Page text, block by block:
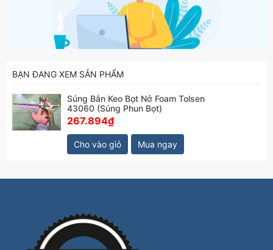
BẠN ĐANG XEM SẢN PHẨM
Súng Bắn Keo Bọt Nở Foam Tolsen
43060 (Súng Phun Bọt)
267.894₫
Cho vào giỏ Mua ngay